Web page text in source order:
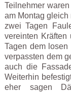
Teilnehmer
am Montag
zwei Tagen
vereinten
Tagen dem
verpassten dem
auch die
Weiterhin
eher sagen